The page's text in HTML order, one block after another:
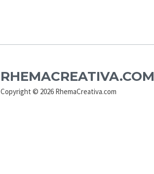
RHEMACREATIVA.COM
Copyright © 2026 RhemaCreativa.com